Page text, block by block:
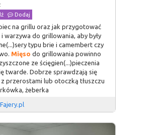
Dodaj
na grillu oraz jak przygotować
i warzywa do grillowania, aby były
typu brie i camembert czy
Mięso do grillowania powinno
ze ścięgien(...)pieczenia
twarde. Dobrze sprawdzają się
z przerostami lub otoczką tłuszczu
żeberka